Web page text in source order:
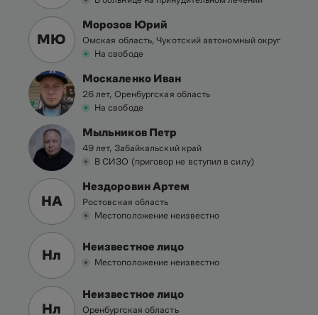
МЮ
Морозов Юрий
Омская область, Чукотский автономный округ
На свободе
Москаленко Иван
26 лет, Оренбургская область
На свободе
Мыльников Петр
49 лет, Забайкальский край
В СИЗО (приговор не вступил в силу)
НА
Нездоровин Артем
Ростовская область
Местоположение неизвестно
Нл Неизвестное лицо
Местоположение неизвестно
Нл
Неизвестное лицо
Оренбургская область